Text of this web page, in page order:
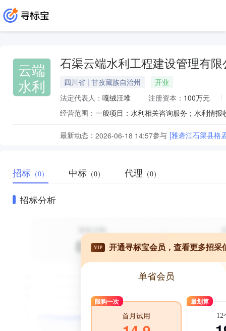
云端
水利
石渠云端水利工程建设管理有限
四川省 | 甘孜藏族自治州
开业
法定代表人： 嘎绒汪堆 注册资本： 100万元
经营范围：
最新动态： 2026-06-18 14:57参与 [雅砻江石渠县格
招标 （0） 中标 （0） 代理 （0）
招标分析
VIP 开通寻标宝会员，查看更多招采
单省会员
限购一次
首月试用
最划算
12